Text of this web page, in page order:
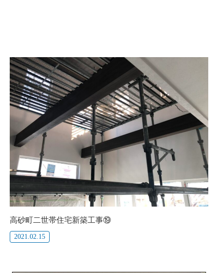
高砂町二世帯住宅新築工事⑲
2021.02.15